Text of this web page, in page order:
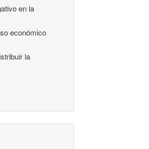
en la
económico
la